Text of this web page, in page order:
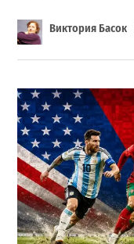
Виктория Басок